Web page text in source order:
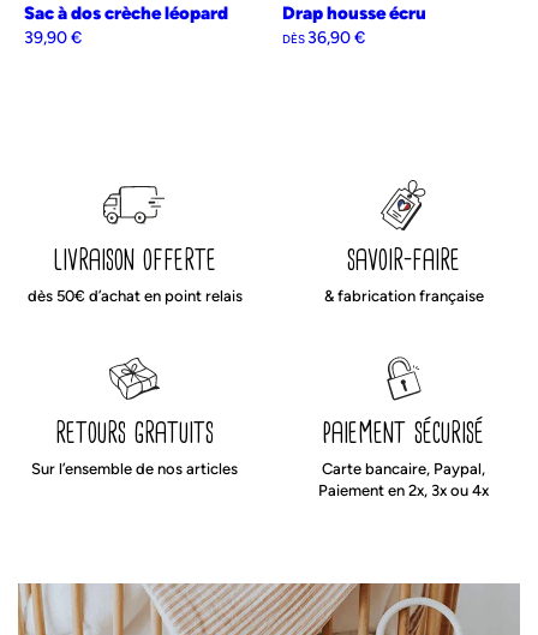
Sac à dos crèche léopard
39,90€
Drap housse écru
DÈS 36,90€
livraison offerte
dès 50€ d’achat en point relais
savoir-faire
& fabrication française
retours gratuits
Sur l’ensemble de nos articles
paiement sécurisé
Carte bancaire, Paypal,
Paiement en 2x, 3x ou 4x